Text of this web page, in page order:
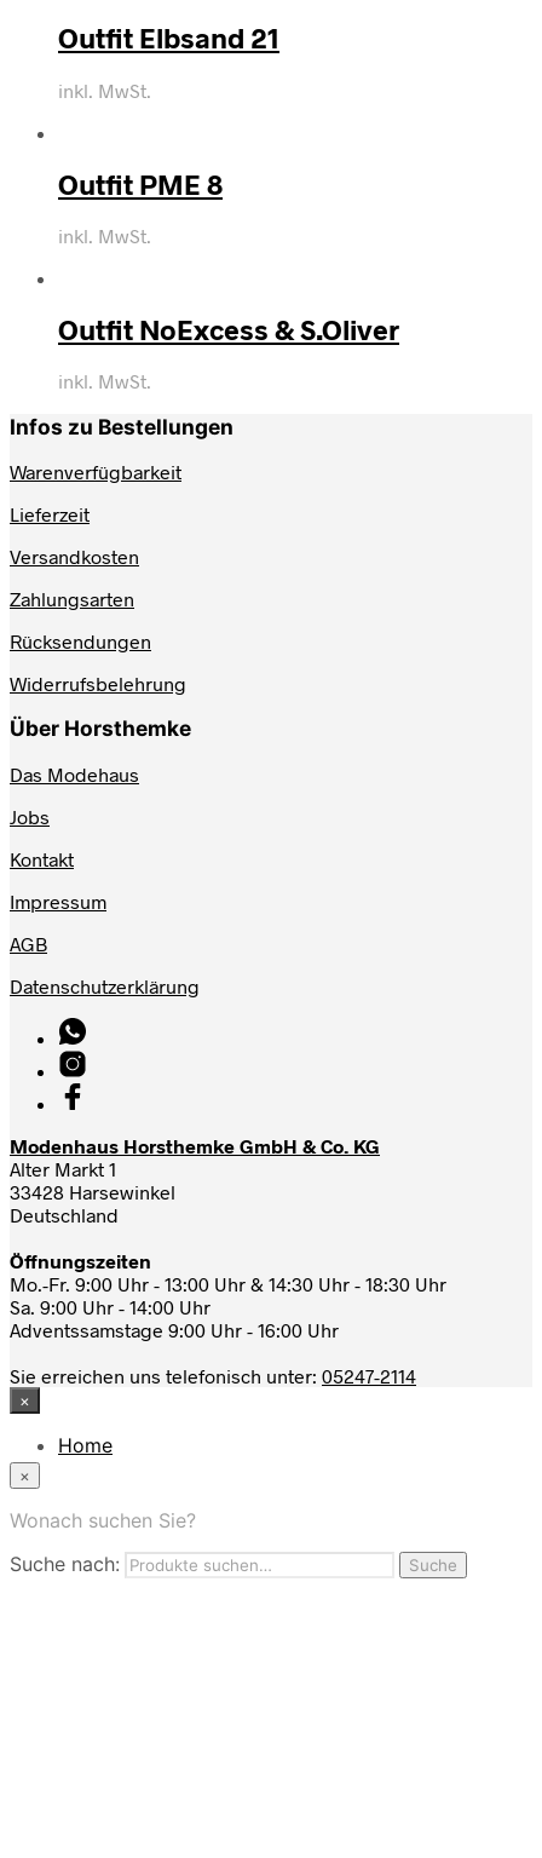
Outfit Elbsand 21
inkl. MwSt.
Outfit PME 8
inkl. MwSt.
Outfit NoExcess & S.Oliver
inkl. MwSt.
Infos zu Bestellungen
Warenverfügbarkeit
Lieferzeit
Versandkosten
Zahlungsarten
Rücksendungen
Widerrufsbelehrung
Über Horsthemke
Das Modehaus
Jobs
Kontakt
Impressum
AGB
Datenschutzerklärung
Modenhaus Horsthemke GmbH & Co. KG
Alter Markt 1
33428 Harsewinkel
Deutschland
Öffnungszeiten
Mo.-Fr. 9:00 Uhr - 13:00 Uhr & 14:30 Uhr - 18:30 Uhr
Sa. 9:00 Uhr - 14:00 Uhr
Adventssamstage 9:00 Uhr - 16:00 Uhr
Sie erreichen uns telefonisch unter: 05247-2114
×
Home
App
Nutzungbedingungen
×
Wonach suchen Sie?
Suche nach:
Suche